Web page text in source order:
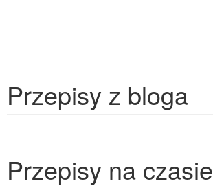
Przepisy z bloga
Przepisy na czasie